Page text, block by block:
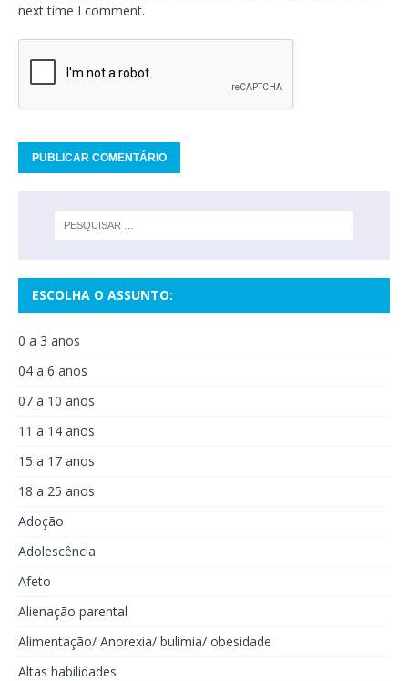
next time I comment.
ESCOLHA O ASSUNTO:
0 a 3 anos
04 a 6 anos
07 a 10 anos
11 a 14 anos
15 a 17 anos
18 a 25 anos
Adoção
Adolescência
Afeto
Alienação parental
Alimentação/ Anorexia/ bulimia/ obesidade
Altas habilidades